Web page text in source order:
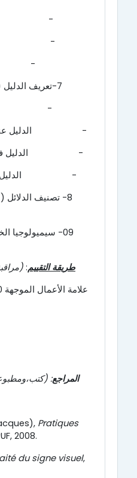
-
-
7-تعريف الدليل ( العلامة) السيميولوجي
-
-
- الدليل
-
8- تصنيف
09- سيميولوجيا
طريقة التقييم:
علامة الأعمال الموجهة
المراجع:
Pratiques
2008.
du signe visuel,